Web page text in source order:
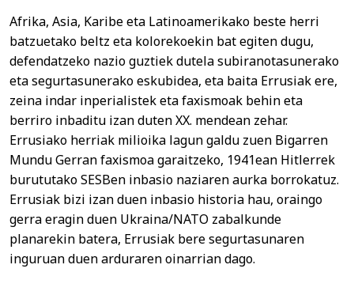
Afrika, Asia, Karibe eta Latinoamerikako beste herri
batzuetako beltz eta kolorekoekin bat egiten dugu,
defendatzeko nazio guztiek dutela subiranotasunerako
eta segurtasunerako eskubidea, eta baita Errusiak ere,
zeina indar inperialistek eta faxismoak behin eta
berriro inbaditu izan duten XX. mendean zehar.
Errusiako herriak milioika lagun galdu zuen Bigarren
Mundu Gerran faxismoa garaitzeko, 1941ean Hitlerrek
burututako SESBen inbasio naziaren aurka borrokatuz.
Errusiak bizi izan duen inbasio historia hau, oraingo
gerra eragin duen Ukraina/NATO zabalkunde
planarekin batera, Errusiak bere segurtasunaren
inguruan duen arduraren oinarrian dago.